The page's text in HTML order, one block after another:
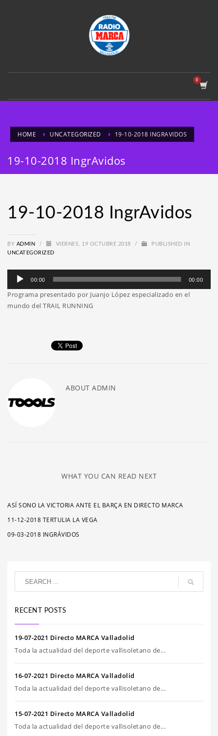
HOME UNCATEGORIZED 19-10-2018 INGRAVIDOS
19-10-2018 IngrAvidos
19-10-2018 IngrAvidos
BY ADMIN / VIERNES, 19 OCTUBRE 2018 /
PUBLISHED IN
UNCATEGORIZED
Reproductor
audio
00:00 00:00
Programa presentado por Juanjo López especializado en el
mundo del TRAIL RUNNING
ABOUT ADMIN
WHAT YOU CAN READ NEXT
ASÍ SONO LA VICTORIA ANTE EL BARÇA EN DIRECTO MARCA
11-12-2018 TERTULIA LA VEGA
09-03-2018 INGRÁVIDOS
RECENT POSTS
19-07-2021 Directo MARCA Valladolid
Toda la actualidad del deporte vallisoletano de...
16-07-2021 Directo MARCA Valladolid
Toda la actualidad del deporte vallisoletano de...
15-07-2021 Directo MARCA Valladolid
Toda la actualidad del deporte vallisoletano de...